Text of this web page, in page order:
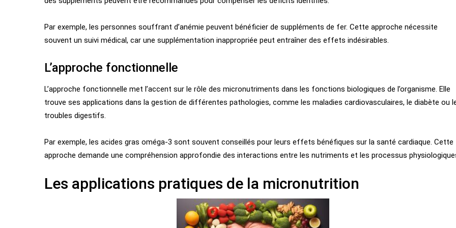
Par exemple, les personnes souffrant d’anémie peuvent bénéficier de suppléments de fer. Cette approche nécessite
souvent un suivi médical, car une supplémentation inappropriée peut entraîner des effets indésirables.
L’approche fonctionnelle
L’approche fonctionnelle met l’accent sur le rôle des micronutriments dans les fonctions biologiques de l’organisme. Elle
trouve ses applications dans la gestion de différentes pathologies, comme les maladies cardiovasculaires, le diabète ou
troubles digestifs.
Par exemple, les acides gras oméga-3 sont souvent conseillés pour leurs effets bénéfiques sur la santé cardiaque. Cette
approche demande une compréhension approfondie des interactions entre les nutriments et les processus
Les applications pratiques de la micronutrition